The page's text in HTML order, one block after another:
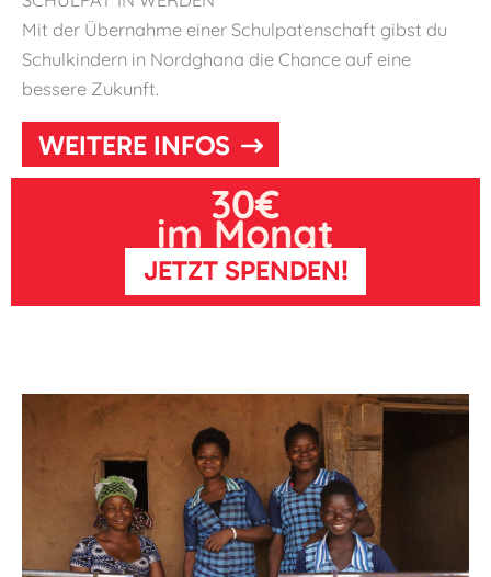
Mit der Übernahme einer Schulpatenschaft gibst du
Schulkindern in Nordghana die Chance auf eine
bessere Zukunft.
WEITERE INFOS
30€
im Monat
JETZT SPENDEN!